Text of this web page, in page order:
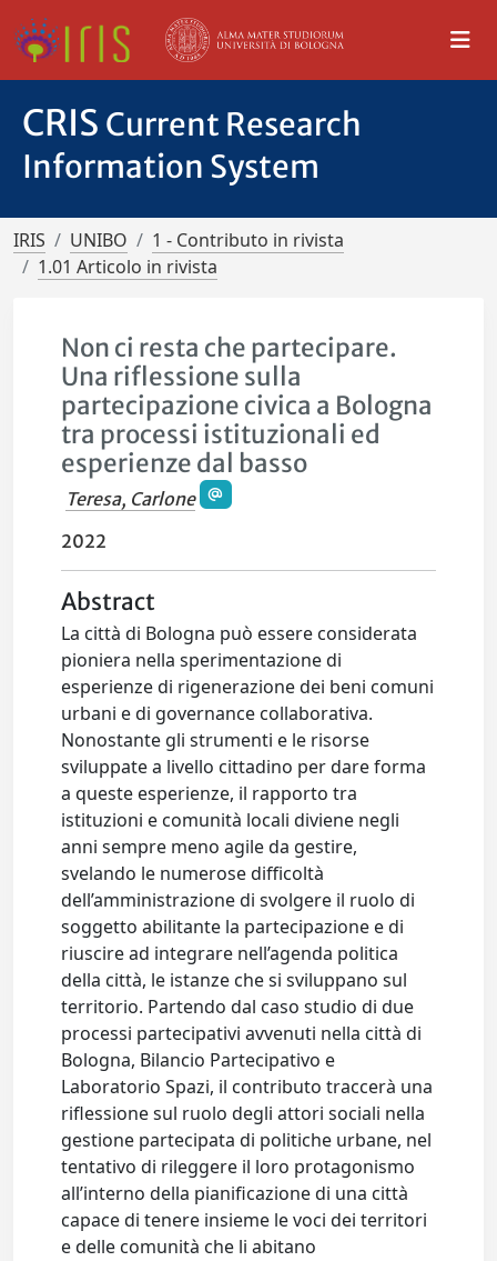
CRIS Current Research
Information System
IRIS UNIBO
1 - Contributo in rivista
1.01 Articolo in rivista
Non ci resta che partecipare.
Una riflessione sulla
partecipazione civica a Bologna
tra processi istituzionali ed
esperienze dal basso
Teresa, Carlone
2022
Abstract
La città di Bologna può essere considerata
pioniera nella sperimentazione di
esperienze di rigenerazione dei beni comuni
urbani e di governance collaborativa.
Nonostante gli strumenti e le risorse
sviluppate a livello cittadino per dare forma
a queste esperienze, il rapporto tra
istituzioni e comunità locali diviene negli
anni sempre meno agile da gestire,
svelando le numerose difficoltà
dell’amministrazione di svolgere il ruolo di
soggetto abilitante la partecipazione e di
riuscire ad integrare nell’agenda politica
della città, le istanze che si sviluppano sul
territorio. Partendo dal caso studio di due
processi partecipativi avvenuti nella città di
Bologna, Bilancio Partecipativo e
Laboratorio Spazi, il contributo traccerà una
riflessione sul ruolo degli attori sociali nella
gestione partecipata di politiche urbane, nel
tentativo di rileggere il loro protagonismo
all’interno della pianificazione di una città
capace di tenere insieme le voci dei territori
e delle comunità che li abitano